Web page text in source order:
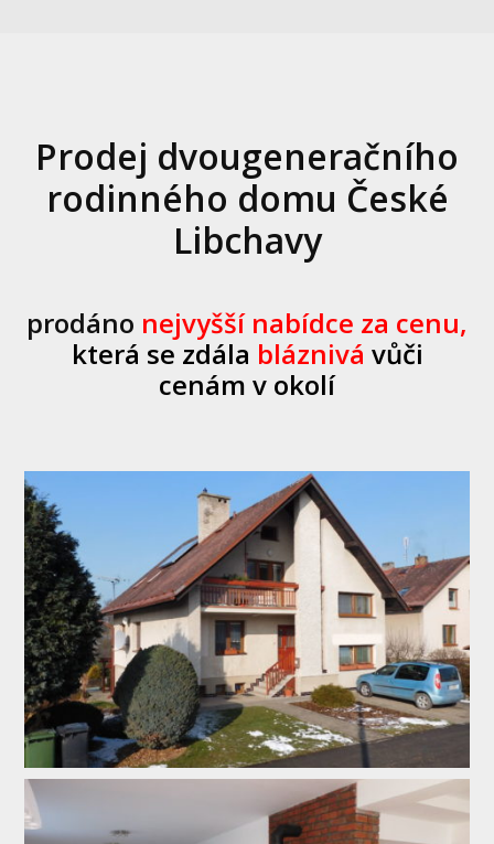
Prodej dvougeneračního
rodinného domu České
Libchavy
prodáno nejvyšší nabídce za cenu,
která se zdála bláznivá vůči
cenám v okolí